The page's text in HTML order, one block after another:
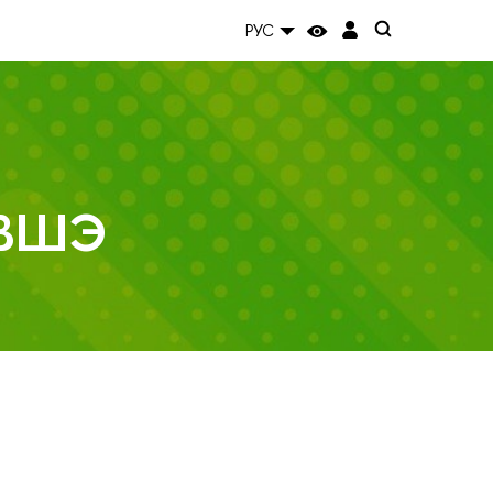
РУС
ВШЭ